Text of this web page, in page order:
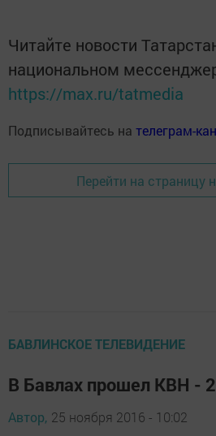
Читайте новости
национальном
https://max.ru/tatmedia
Подписывайтесь на телеграм-
Перейти на страницу
БАВЛИНСКОЕ ТЕЛЕВИДЕНИЕ
В Бавлах прошел КВН -
Автор, 25 ноября 2016 - 10:02